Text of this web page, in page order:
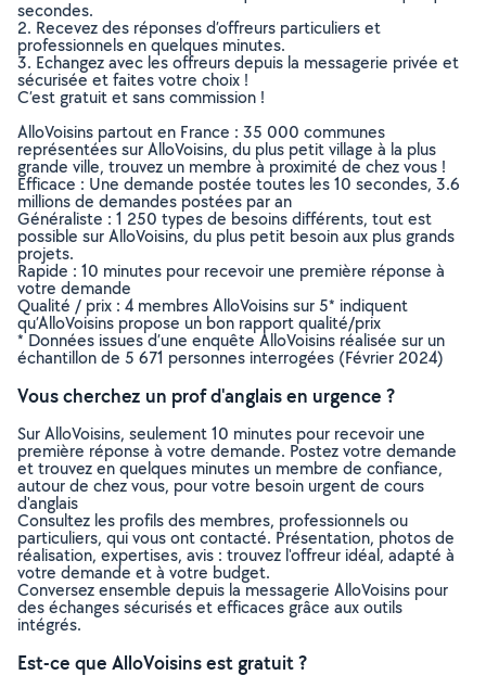
secondes.
2. Recevez des réponses d’offreurs particuliers et
professionnels en quelques minutes.
3. Echangez avec les offreurs depuis la messagerie privée et
sécurisée et faites votre choix !
C’est gratuit et sans commission !
AlloVoisins partout en France : 35 000 communes
représentées sur AlloVoisins, du plus petit village à la plus
grande ville, trouvez un membre à proximité de chez vous !
Efficace : Une demande postée toutes les 10 secondes, 3.6
millions de demandes postées par an
Généraliste : 1 250 types de besoins différents, tout est
possible sur AlloVoisins, du plus petit besoin aux plus grands
projets.
Rapide : 10 minutes pour recevoir une première réponse à
votre demande
Qualité / prix : 4 membres AlloVoisins sur 5* indiquent
qu’AlloVoisins propose un bon rapport qualité/prix
* Données issues d’une enquête AlloVoisins réalisée sur un
échantillon de 5 671 personnes interrogées (Février 2024)
Vous cherchez un prof d'anglais en urgence ?
Sur AlloVoisins, seulement 10 minutes pour recevoir une
première réponse à votre demande. Postez votre demande
et trouvez en quelques minutes un membre de confiance,
autour de chez vous, pour votre besoin urgent de cours
d'anglais
Consultez les profils des membres, professionnels ou
particuliers, qui vous ont contacté. Présentation, photos de
réalisation, expertises, avis : trouvez l'offreur idéal, adapté à
votre demande et à votre budget.
Conversez ensemble depuis la messagerie AlloVoisins pour
des échanges sécurisés et efficaces grâce aux outils
intégrés.
Est-ce que AlloVoisins est gratuit ?